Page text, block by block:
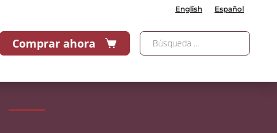
English Español
Comprar ahora